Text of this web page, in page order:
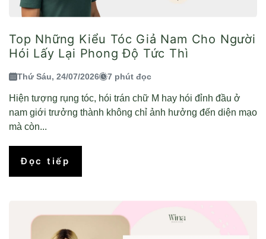
Top Những Kiểu Tóc Giả Nam Cho Người
Hói Lấy Lại Phong Độ Tức Thì
Thứ Sáu, 24/07/2026 7 phút đọc
Hiện tượng rụng tóc, hói trán chữ M hay hói đỉnh đầu ở
nam giới trưởng thành không chỉ ảnh hưởng đến diện mạo
mà còn...
Đọc tiếp